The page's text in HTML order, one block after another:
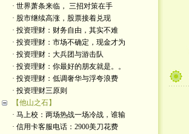
· 世界萧条来临， 三招对策在手
· 股市继续高涨，股票接着兑现
· 投资理财：财务自由，其实不难
· 投资理财：市场不确定，现金才为
· 投资理财：大兵团与游击队
· 投资理财：你最好的朋友就是。。
· 投资理财：低调奢华与浮夸浪费
· 投资理财三原则
【他山之石】
· 马上校：两场热战一场冷战，谁输
· 信用卡客服电话：2900美刀花费